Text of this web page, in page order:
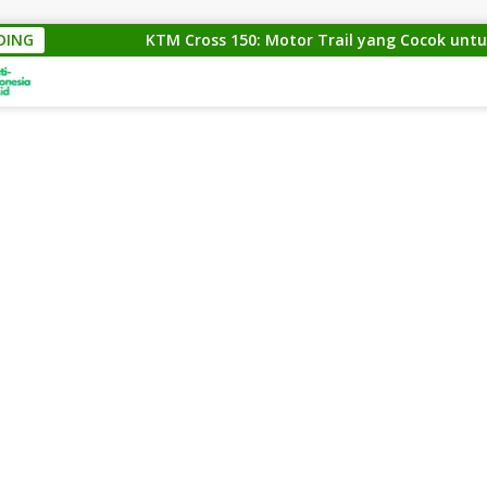
KTM Cross 150: Motor Trail yang Cocok untuk Para